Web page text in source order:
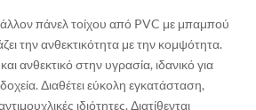
πάνελ τοίχου από PVC με μπαμπού
την ανθεκτικότητα με την κομψότητα.
ανθεκτικό στην υγρασία, ιδανικό για
Διαθέτει εύκολη εγκατάσταση,
ιδιότητες. Διατίθενται